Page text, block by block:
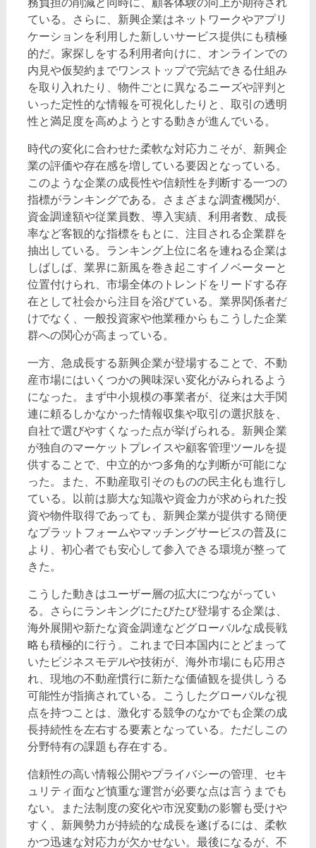
ている。さらに、新興企業はネットワークやアプリ
ケーションを利用した新しいサービス提供にも積極
的だ。家探しをする利用者向けに、オンラインでの
内見や仮契約までワンストップで完結できる仕組み
を取り入れたり、物件ごとに異なるニーズや評判と
いった定性的な情報を可視化したりと、取引の透明
性と満足度を高めようとする動きが進んでいる。
時代の変化に合わせた柔軟な対応力こそが、新興企
業の評価や存在感を増している要因となっている。
このような企業の成長性や信頼性を判断する一つの
指標がランキングである。さまざまな調査機関が、
資金調達額や従業員数、導入実績、利用者数、成長
率など客観的な指標をもとに、注目される企業群を
抽出している。ランキング上位に名を連ねる企業は
しばしば、業界に新風を巻き起こすイノベーターと
位置付けられ、市場全体のトレンドをリードする存
在として社会から注目を浴びている。業界関係者だ
けでなく、一般投資家や他業種からもこうした企業
群への関心が高まっている。
一方、急成長する新興企業が登場することで、不動
産市場にはいくつかの興味深い変化がみられるよう
になった。まず中小規模の事業者が、従来は大手関
連に頼るしかなかった情報収集や取引の選択肢を、
自社で選びやすくなった点が挙げられる。新興企業
が独自のマーケットプレイスや顧客管理ツールを提
供することで、中立的かつ多角的な判断が可能にな
った。また、不動産取引そのものの民主化も進行し
ている。以前は膨大な知識や資金力が求められた投
資や物件取得であっても、新興企業が提供する簡便
なプラットフォームやマッチングサービスの普及に
より、初心者でも安心して参入できる環境が整って
きた。
こうした動きはユーザー層の拡大につながってい
る。さらにランキングにたびたび登場する企業は、
海外展開や新たな資金調達などグローバルな成長戦
略も積極的に行う。これまで日本国内にとどまって
いたビジネスモデルや技術が、海外市場にも応用さ
れ、現地の不動産慣行に新たな価値観を提供しうる
可能性が指摘されている。こうしたグローバルな視
点を持つことは、激化する競争のなかでも企業の成
長持続性を左右する要素となっている。ただしこの
分野特有の課題も存在する。
信頼性の高い情報公開やプライバシーの管理、セキ
ュリティ面など慎重な運営が必要な点は言うまでも
ない。また法制度の変化や市況変動の影響も受けや
すく、新興勢力が持続的な成長を遂げるには、柔軟
かつ迅速な対応力が欠かせない。最後になるが、不